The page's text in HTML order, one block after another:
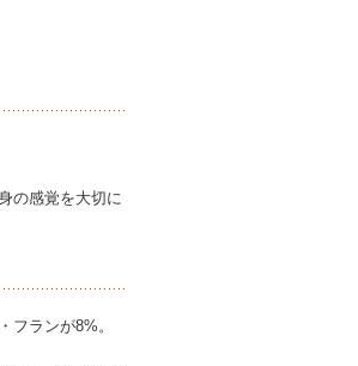
の感覚を大切に
フランが8%。